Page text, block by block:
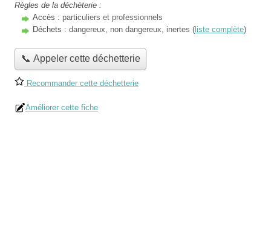
Règles de la déchèterie :
Accès : particuliers et professionnels
Déchets : dangereux, non dangereux, inertes ( liste complète)
📞 Appeler cette déchetterie
Recommander cette déchetterie
Améliorer cette fiche